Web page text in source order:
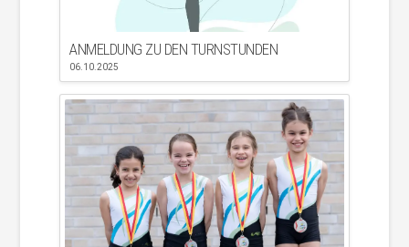
ANMELDUNG ZU DEN TURNSTUNDEN
06.10.2025